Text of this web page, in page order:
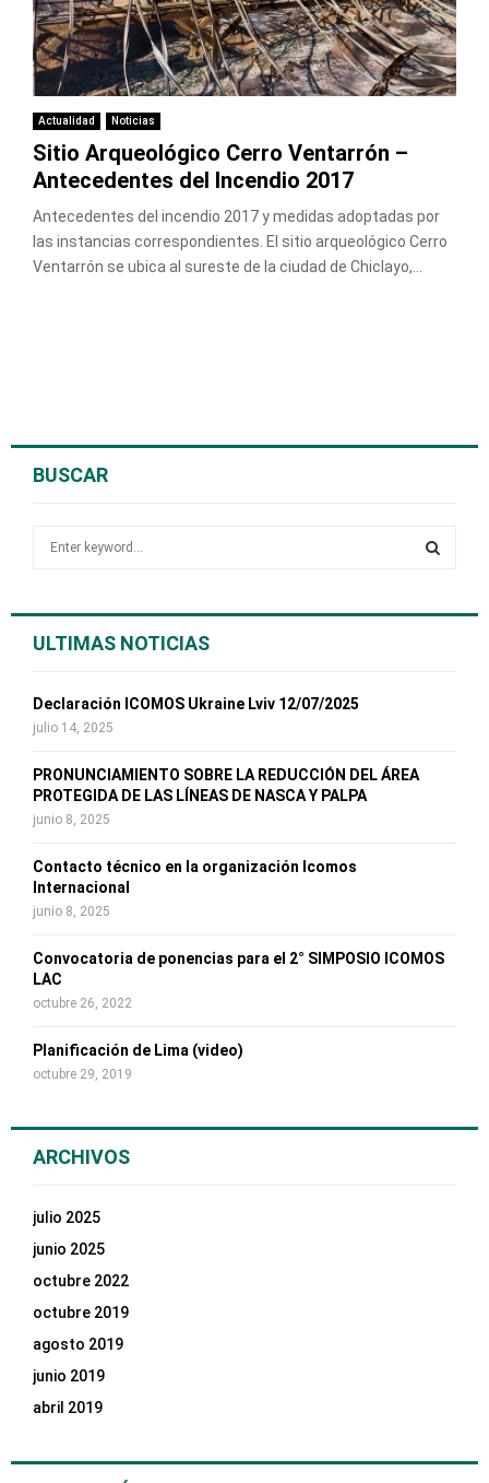
Actualidad Noticias
Sitio Arqueológico Cerro Ventarrón –
Antecedentes del Incendio 2017
Antecedentes del incendio 2017 y medidas adoptadas por
las instancias correspondientes. El sitio arqueológico Cerro
Ventarrón se ubica al sureste de la ciudad de Chiclayo,...
BUSCAR
h
o
r
ULTIMAS NOTICIAS
Declaración ICOMOS Ukraine Lviv 12/07/2025
julio 14, 2025
PRONUNCIAMIENTO SOBRE LA REDUCCIÓN DEL ÁREA
PROTEGIDA DE LAS LÍNEAS DE NASCA Y PALPA
junio 8, 2025
Contacto técnico en la organización Icomos
Internacional
junio 8, 2025
Convocatoria de ponencias para el 2° SIMPOSIO ICOMOS
LAC
octubre 26, 2022
Planificación de Lima (video)
octubre 29, 2019
ARCHIVOS
julio 2025
junio 2025
octubre 2022
octubre 2019
agosto 2019
junio 2019
abril 2019